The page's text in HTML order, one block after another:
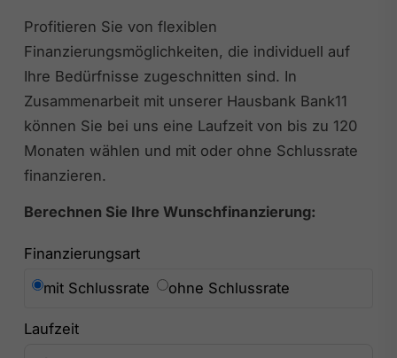
Profitieren Sie von flexiblen
Finanzierungsmöglichkeiten, die individuell auf
Ihre Bedürfnisse zugeschnitten sind. In
Zusammenarbeit mit unserer Hausbank Bank11
können Sie bei uns eine Laufzeit von bis zu 120
Monaten wählen und mit oder ohne Schlussrate
finanzieren.
Berechnen Sie Ihre Wunschfinanzierung:
Finanzierungsart
mit Schlussrate
ohne Schlussrate
Laufzeit